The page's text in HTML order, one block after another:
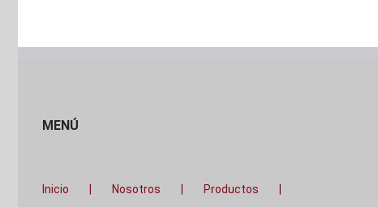
MENÚ
Inicio Nosotros
Productos